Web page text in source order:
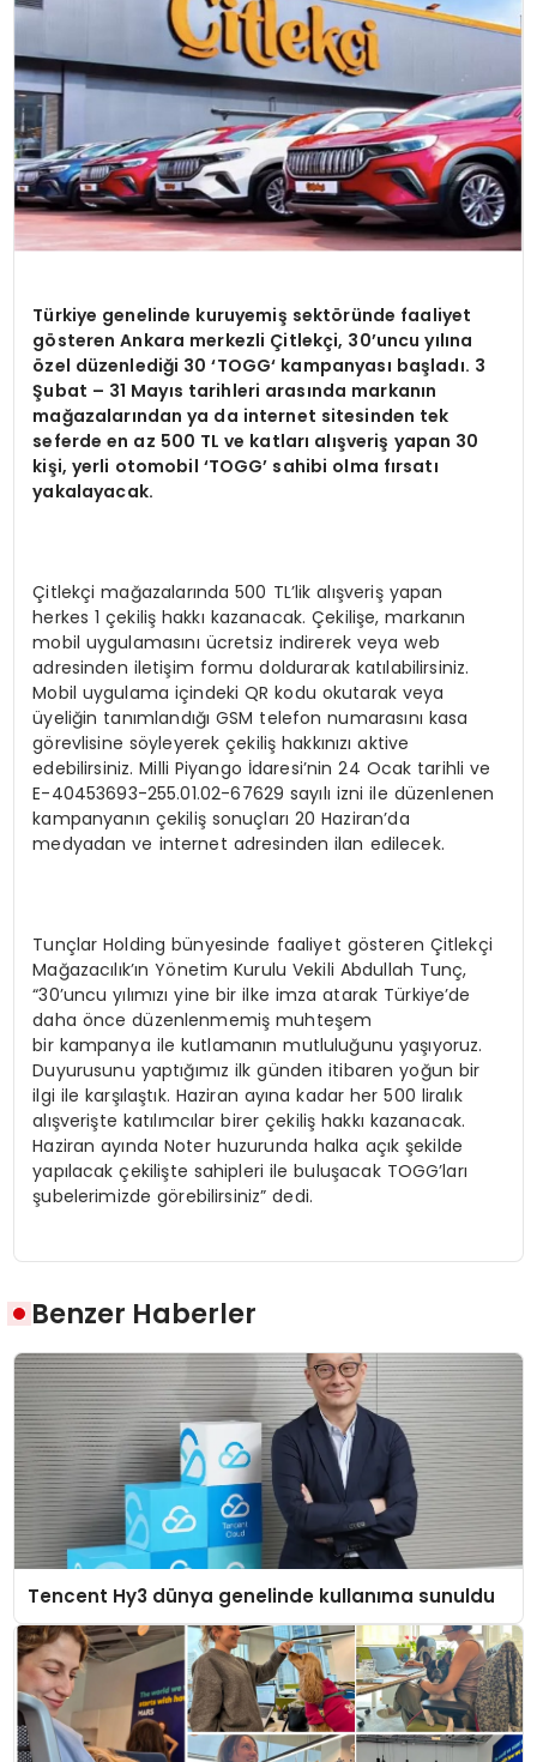
Türkiye genelinde kuruyemiş sektöründe faaliyet
gösteren Ankara merkezli Çitlekçi, 30’uncu yılına
özel düzenlediği 30 ‘TOGG‘ kampanyası başladı. 3
Şubat – 31 Mayıs tarihleri arasında markanın
mağazalarından ya da internet sitesinden tek
seferde en az 500 TL ve katları alışveriş yapan 30
kişi, yerli otomobil ‘TOGG’ sahibi olma fırsatı
yakalayacak.
Çitlekçi mağazalarında 500 TL’lik alışveriş yapan
herkes 1 çekiliş hakkı kazanacak. Çekilişe, markanın
mobil uygulamasını ücretsiz indirerek veya web
adresinden iletişim formu doldurarak katılabilirsiniz.
Mobil uygulama içindeki QR kodu okutarak veya
üyeliğin tanımlandığı GSM telefon numarasını kasa
görevlisine söyleyerek çekiliş hakkınızı aktive
edebilirsiniz. Milli Piyango İdaresi’nin 24 Ocak tarihli ve
E-40453693-255.01.02-67629 sayılı izni ile düzenlenen
kampanyanın çekiliş sonuçları 20 Haziran’da
medyadan ve internet adresinden ilan edilecek.
Tunçlar Holding bünyesinde faaliyet gösteren Çitlekçi
Mağazacılık’ın Yönetim Kurulu Vekili Abdullah Tunç,
“30’uncu yılımızı yine bir ilke imza atarak Türkiye’de
daha önce düzenlenmemiş muhteşem
bir kampanya ile kutlamanın mutluluğunu yaşıyoruz.
Duyurusunu yaptığımız ilk günden itibaren yoğun bir
ilgi ile karşılaştık. Haziran ayına kadar her 500 liralık
alışverişte katılımcılar birer çekiliş hakkı kazanacak.
Haziran ayında Noter huzurunda halka açık şekilde
yapılacak çekilişte sahipleri ile buluşacak TOGG’ları
şubelerimizde görebilirsiniz” dedi.
Benzer Haberler
Tencent Hy3 dünya genelinde kullanıma sunuldu